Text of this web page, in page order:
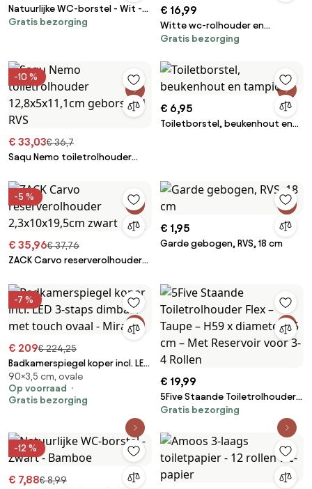
Natuurlijke WC-borstel - Wit -
Bamboe
Gratis bezorging
€ 16,99
Witte wc-rolhouder en
telefoonstandaard - Staal en
Gratis bezorging
-10 %
€ 33,03€ 36,7
Saqu Nemo toiletrolhouder
€ 6,95
Toiletborstel, beukenhout en
-5 %
€ 35,96€ 37,76
ZACK Carvo reserverolhouder
€ 1,95
Garde gebogen, RVS, 18 cm
-7 %
€ 209€ 224,25
Badkamerspiegel koper incl. LED
3-staps dimbaar met touch
ovaal - Miral
90×3,5 cm, ovale
Op voorraad
Gratis bezorging
€ 19,99
5Five Staande Toiletrolhouder
Flex – Taupe – H59 x diameter 15
cm – Met Reservoir voor 3-4
Rollen
Gratis bezorging
-12 %
€ 7,88€ 8,99